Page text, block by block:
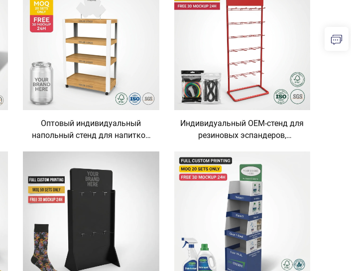
электронике: зарядных
устройств и кабелей для
смартфонов
настольная стойка для
электроники класса 3C, точка
продаж (POS)
Оптовый индивидуальный
напольный стенд для напитков
спрайта, фанты и других
газированных напитков,
мобильный стенд для напитков
Индивидуальный OEM-стенд для
резиновых эспандеров,
ускорителя, аксессуар для
тренажёрного зала, витринная
стойка для подвесной продажи,
торговое оборудование для
фитнес-оборудования